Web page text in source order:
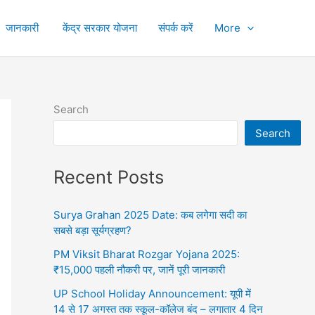
जानकारी केंद्र सरकार योजना संपर्क करें More
Search
Search
Recent Posts
Surya Grahan 2025 Date: कब लगेगा सदी का
सबसे बड़ा सूर्यग्रहण?
PM Viksit Bharat Rozgar Yojana 2025:
₹15,000 पहली नौकरी पर, जानें पूरी जानकारी
UP School Holiday Announcement: यूपी में
14 से 17 अगस्त तक स्कूल-कॉलेज बंद – लगातार 4 दिन